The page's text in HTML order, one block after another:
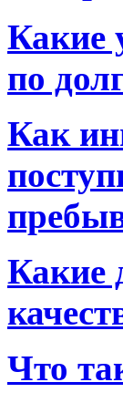
Какие
по
Как
Какие
Что